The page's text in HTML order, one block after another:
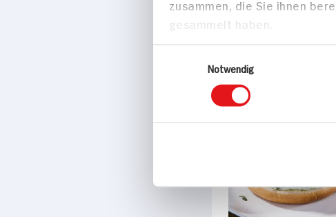
Informationen zu Ihrer
Analysen weiter. Unsere
gesammelt haben.
Einwilligungsauswahl
Notwendig